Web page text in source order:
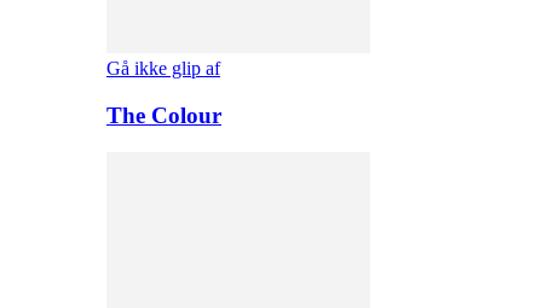
Gå ikke glip af
The Colour